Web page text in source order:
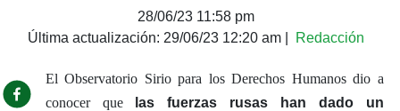
28/06/23 11:58 pm
Última actualización: 29/06/23 12:20 am| Redacción
El Observatorio Sirio para los Derechos Humanos dio a
conocer que
las fuerzas rusas han dado un